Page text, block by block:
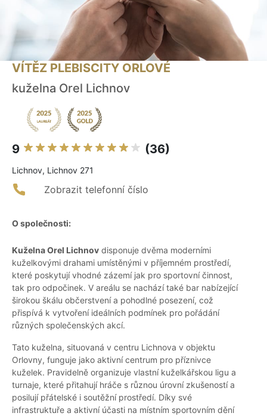
VÍTĚZ PLEBISCITY ORLOVÉ
kuželna Orel Lichnov
9 (36)
Lichnov, Lichnov 271
Zobrazit telefonní číslo
O společnosti:
Kuželna Orel Lichnov disponuje dvěma moderními
kuželkovými drahami umístěnými v příjemném prostředí,
které poskytují vhodné zázemí jak pro sportovní činnost,
tak pro odpočinek. V areálu se nachází také bar nabízející
širokou škálu občerstvení a pohodlné posezení, což
přispívá k vytvoření ideálních podmínek pro pořádání
různých společenských akcí.
Tato kuželna, situovaná v centru Lichnova v objektu
Orlovny, funguje jako aktivní centrum pro příznivce
kuželek. Pravidelně organizuje vlastní kuželkářskou ligu a
turnaje, které přitahují hráče s různou úrovní zkušeností a
posilují přátelské i soutěžní prostředí. Díky své
infrastruktuře a aktivní účasti na místním sportovním dění